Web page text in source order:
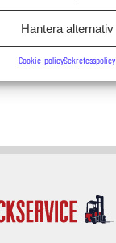
Hantera alternativ
Cookie-policySekretesspolicy
av dig till oss! Vi
vi inte det du söker i